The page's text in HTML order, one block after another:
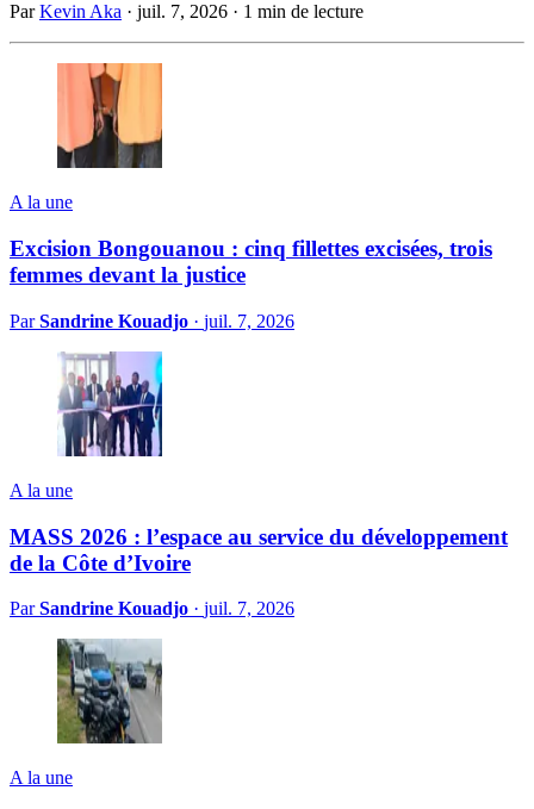
ParKevin Aka · juil. 7, 2026 · 1 min de lecture
A la une
Excision Bongouanou : cinq fillettes excisées, trois
femmes devant la justice
ParSandrine Kouadjo · juil. 7, 2026
A la une
MASS 2026 : l’espace au service du développement
de la Côte d’Ivoire
ParSandrine Kouadjo · juil. 7, 2026
A la une